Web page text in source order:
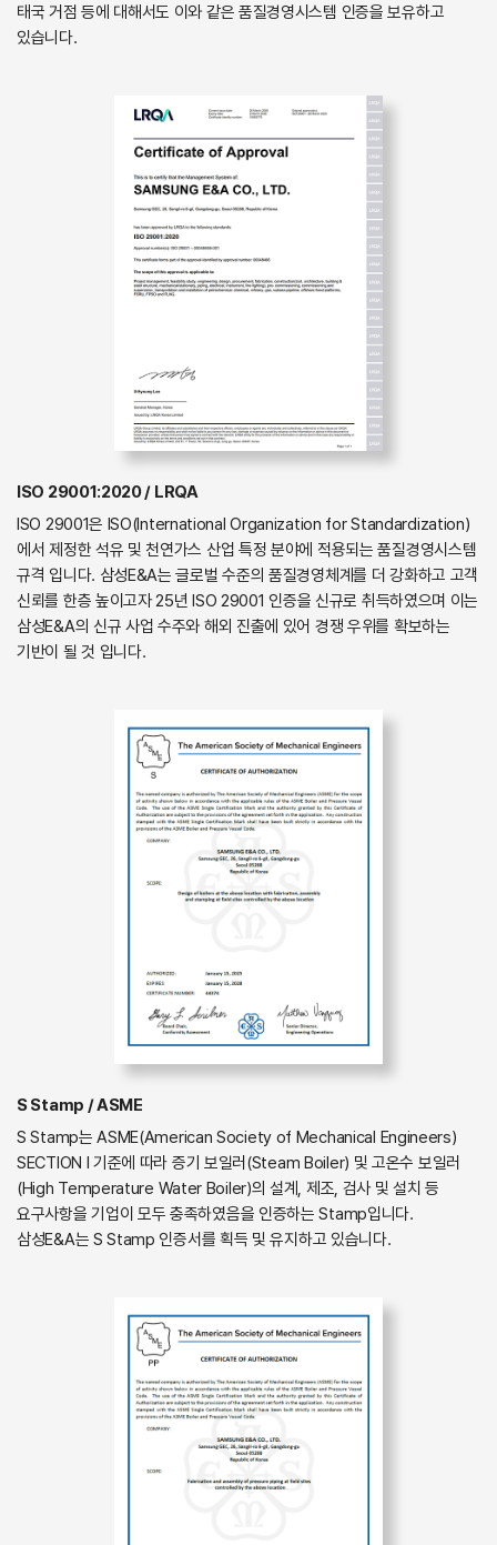
태국 거점 등에 대해서도 이와 같은 품질경영시스템 인증을 보유하고
있습니다.
ISO 29001:2020 / LRQA
ISO 29001은 ISO(International Organization for Standardization)
에서 제정한 석유 및 천연가스 산업 특정 분야에 적용되는 품질경영시스템
규격 입니다. 삼성E&A는 글로벌 수준의 품질경영체계를 더 강화하고 고객
신뢰를 한층 높이고자 25년 ISO 29001 인증을 신규로 취득하였으며 이는
삼성E&A의 신규 사업 수주와 해외 진출에 있어 경쟁 우위를 확보하는
기반이 될 것 입니다.
S Stamp / ASME
S Stamp는 ASME(American Society of Mechanical Engineers)
SECTION I 기준에 따라 증기 보일러(Steam Boiler) 및 고온수 보일러
(High Temperature Water Boiler)의 설계, 제조, 검사 및 설치 등
요구사항을 기업이 모두 충족하였음을 인증하는 Stamp입니다.
삼성E&A는 S Stamp 인증서를 획득 및 유지하고 있습니다.